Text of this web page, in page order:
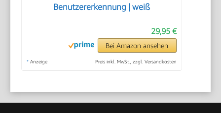
Benutzererkennung | weiß
29,95 €
Bei Amazon ansehen
* Anzeige Preis inkl. MwSt., zzgl. Versandkosten